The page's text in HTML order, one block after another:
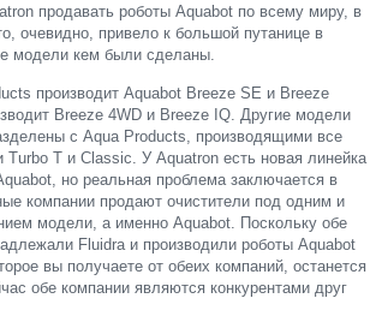
продавать роботы Aquabot по всему миру, в
очевидно, привело к большой путанице в
модели кем были сделаны.
производит Aquabot Breeze SE и Breeze
Breeze 4WD и Breeze IQ. Другие модели
с Aqua Products, производящими все
Turbo T и Classic. У Aquatron есть новая линейка
но реальная проблема заключается в
компании продают очистители под одним и
модели, а именно Aquabot. Поскольку обе
Fluidra и производили роботы Aquabot
вы получаете от обеих компаний, останется
обе компании являются конкурентами друг